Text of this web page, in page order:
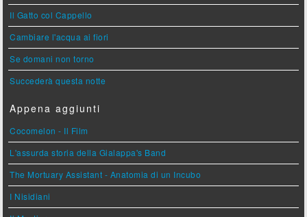
Il Gatto col Cappello
Cambiare l'acqua ai fiori
Se domani non torno
Succederà questa notte
Appena aggiunti
Cocomelon - Il Film
L'assurda storia della Gialappa's Band
The Mortuary Assistant - Anatomia di un Incubo
I Nisidiani